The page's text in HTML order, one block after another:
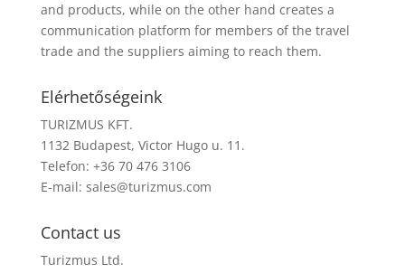
and products, while on the other hand creates a
communication platform for members of the travel
trade and the suppliers aiming to reach them.
Elérhetőségeink
TURIZMUS KFT.
1132 Budapest, Victor Hugo u. 11.
Telefon: +36 70 476 3106
E-mail: sales@turizmus.com
Contact us
Turizmus Ltd.